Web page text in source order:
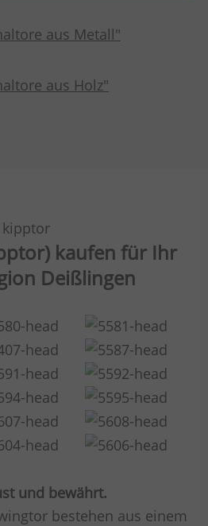
aus Metall"
aus Holz"
kaufen für Ihr
Deißlingen
und bewährt.
bestehen aus einem